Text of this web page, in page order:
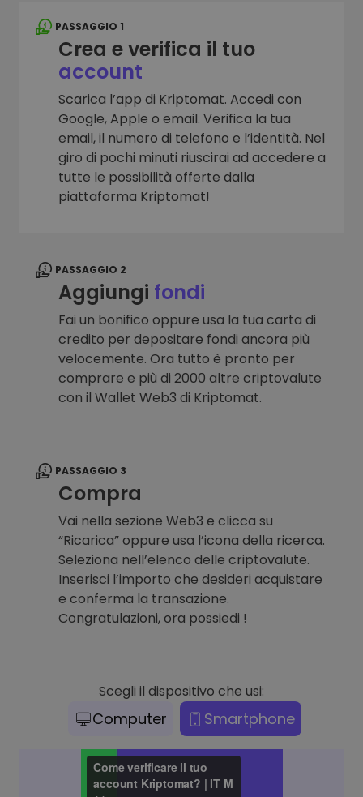
PASSAGGIO 1
Crea e verifica il tuo
account
Scarica l’app di Kriptomat. Accedi con
Google, Apple o email. Verifica la tua
email, il numero di telefono e l’identità. Nel
giro di pochi minuti riuscirai ad accedere a
tutte le possibilità offerte dalla
piattaforma Kriptomat!
PASSAGGIO 2
Aggiungi fondi
Fai un bonifico oppure usa la tua carta di
credito per depositare fondi ancora più
velocemente. Ora tutto è pronto per
comprare e più di 2000 altre criptovalute
con il Wallet Web3 di Kriptomat.
PASSAGGIO 3
Compra
Vai nella sezione Web3 e clicca su
“Ricarica” oppure usa l’icona della ricerca.
Seleziona nell’elenco delle criptovalute.
Inserisci l’importo che desideri acquistare
e conferma la transazione.
Congratulazioni, ora possiedi !
Scegli il dispositivo che usi:
Computer Smartphone